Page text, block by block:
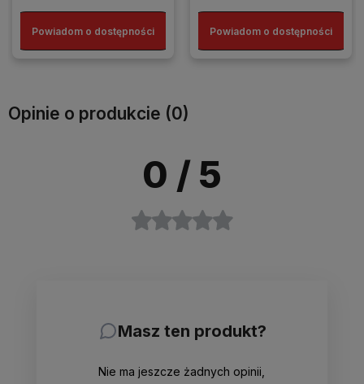
Powiadom o dostępności Powiadom o dostępności
Opinie o produkcie (0)
0 / 5
Masz ten produkt?
Nie ma jeszcze żadnych opinii,